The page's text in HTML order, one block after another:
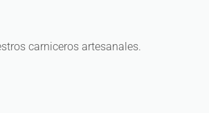
carniceros artesanales.